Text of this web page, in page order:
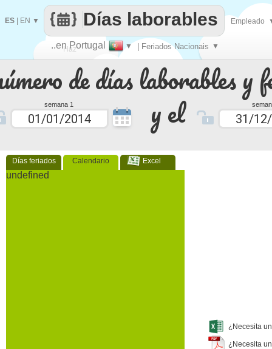
de días laborables y
semana 1 y el
Días feriados Calendario Excel
undefined
¿Necesita
¿Necesita
Haz
que
..en Portugal ▼ | Feriados Nacionais ▼
Días laborables
ES EN ▼ Empleado